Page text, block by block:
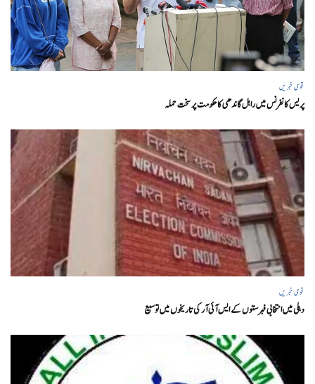
قومی خبریں
پریس کانفرنس میں راہل گاندھی کا حکومت پر سخت حملہ
قومی خبریں
دہلی میں انتخابی فہرستوں کے ایس آئی آر کی تاریخوں میں توسیع